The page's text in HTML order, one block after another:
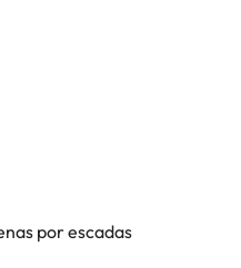
por escadas